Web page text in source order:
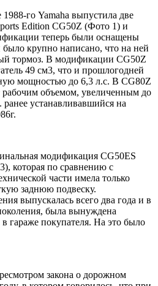
го Yamaha выпустила две
Edition CG50Z (Фото 1) и
теперь были оснащены
было крупно написано, что на ней
тормоз. В модификации CG50Z
49 см3, что и прошлогодней
мощностью до 6,3 л.с. В CG80Z
рабочим объемом, увеличенным до
устанавливавшийся на
модификация CG50ES
которая по сравнению с
части имела только
заднюю подвеску.
выпускалась всего два года и в
была вынуждена
в гараже покупателя. На это было
закона о дорожном